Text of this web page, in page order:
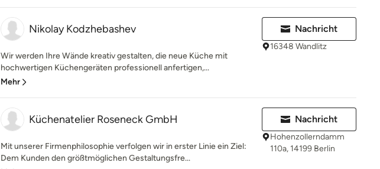
Nikolay Kodzhebashev
Wir werden Ihre Wände kreativ gestalten, die neue Küche mit
hochwertigen Küchengeräten professionell anfertigen,...
Mehr
Nachricht
16348 Wandlitz
Küchenatelier Roseneck GmbH
Mit unserer Firmenphilosophie verfolgen wir in erster Linie ein Ziel:
Dem Kunden den größtmöglichen Gestaltungsfre...
Nachricht
Hohenzollerndamm
110a, 14199 Berlin